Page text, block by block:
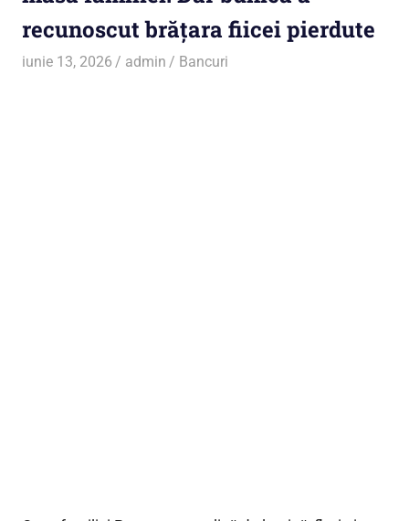
recunoscut brățara fiicei pierdute
iunie 13, 2026 admin Bancuri